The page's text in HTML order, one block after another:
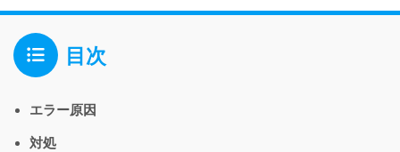
目次
エラー原因
対処